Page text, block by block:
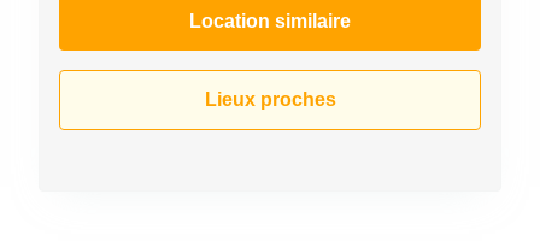
Location similaire
Lieux proches